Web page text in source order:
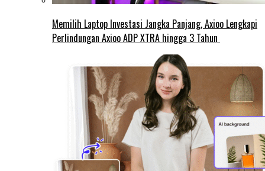
Memilih Laptop Investasi Jangka Panjang, Axioo Lengkapi
Perlindungan Axioo ADP XTRA hingga 3 Tahun